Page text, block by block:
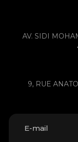
AV. SIDI
9, RUE
E-mail